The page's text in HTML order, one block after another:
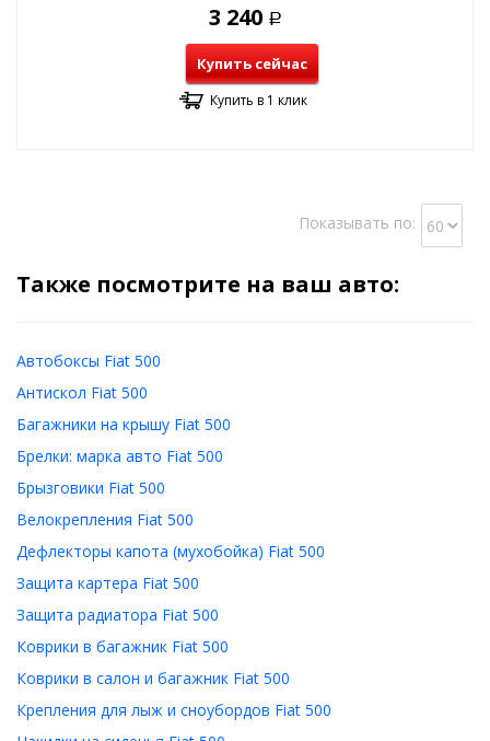
3 240 Р
Купить сейчас
Купить в 1 клик
Показывать по:
Также посмотрите на ваш авто:
Автобоксы Fiat 500
Антискол Fiat 500
Багажники на крышу Fiat 500
Брелки: марка авто Fiat 500
Брызговики Fiat 500
Велокрепления Fiat 500
Дефлекторы капота (мухобойка) Fiat 500
Защита картера Fiat 500
Защита радиатора Fiat 500
Коврики в багажник Fiat 500
Коврики в салон и багажник Fiat 500
Крепления для лыж и сноубордов Fiat 500